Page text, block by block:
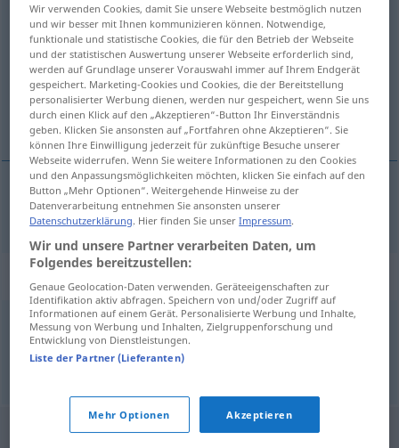
ondulante [õduˈłɜ̃tɨ]
Übersicht aller Übersetzungen
(Für mehr Details die Übersetzung anklicken/antippen)
auf- und absteigend
auf- und absteigend ondulante
Synonyme für "ondulante"
ondeado,ondulado
Wir verwenden Cookies, damit Sie unsere Webseite bestmöglich nutzen
und wir besser mit Ihnen kommunizieren können. Notwendige,
funktionale und statistische Cookies, die für den Betrieb der Webseite
und der statistischen Auswertung unserer Webseite erforderlich sind,
werden auf Grundlage unserer Vorauswahl immer auf Ihrem Endgerät
gespeichert. Marketing-Cookies und Cookies, die der Bereitstellung
personalisierter Werbung dienen, werden nur gespeichert, wenn Sie uns
durch einen Klick auf den „Akzeptieren“-Button Ihr Einverständnis
geben. Klicken Sie ansonsten auf „Fortfahren ohne Akzeptieren“. Sie
können Ihre Einwilligung jederzeit für zukünftige Besuche unserer
Webseite widerrufen. Wenn Sie weitere Informationen zu den Cookies
und den Anpassungsmöglichkeiten möchten, klicken Sie einfach auf den
Button „Mehr Optionen“. Weitergehende Hinweise zu der
Datenverarbeitung entnehmen Sie ansonsten unserer
Datenschutzerklärung. Hier finden Sie unserImpressum.
Wir und unsere Partner verarbeiten Daten, um
Folgendes bereitzustellen:
Genaue Geolocation-Daten verwenden. Geräteeigenschaften zur
Identifikation aktiv abfragen. Speichern von und/oder Zugriff auf
Informationen auf einem Gerät. Personalisierte Werbung und Inhalte,
Messung von Werbung und Inhalten, Zielgruppenforschung und
Entwicklung von Dienstleistungen.
Liste der Partner (Lieferanten)
Mehr Optionen Akzeptieren